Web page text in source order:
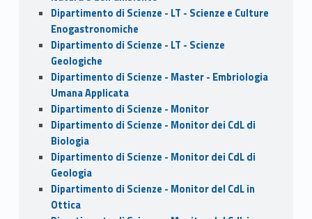
Dipartimento di Scienze - LT - Scienze e Culture
Enogastronomiche
Dipartimento di Scienze - LT - Scienze
Geologiche
Dipartimento di Scienze - Master - Embriologia
Umana Applicata
Dipartimento di Scienze - Monitor
Dipartimento di Scienze - Monitor dei CdL di
Biologia
Dipartimento di Scienze - Monitor dei CdL di
Geologia
Dipartimento di Scienze - Monitor del CdL in
Ottica